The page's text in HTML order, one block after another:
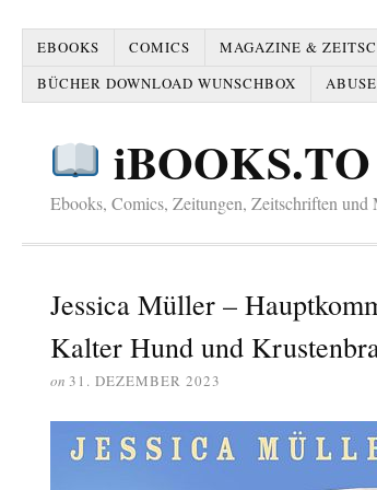
EBOOKS COMICS MAGAZINE &
BÜCHER DOWNLOAD WUNSCHBOX
iBOOKS.TO
Ebooks, Comics, Zeitungen, Zeitschriften und
Jessica Müller –
Kalter Hund und
on 31. DEZEMBER 2023